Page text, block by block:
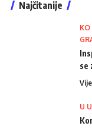
Najčitanije
KO
se
U